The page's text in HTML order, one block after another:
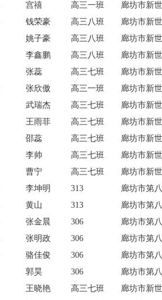
宫禧 高三一班 廊坊市新
钱荣豪 高三八班 廊坊市新
姚子豪 高三八班 廊坊市新
李鑫鹏 高三八班 廊坊市新
张蕊 高三七班 廊坊市新
张欣傲 高三一班 廊坊市新
武瑞杰 高三七班 廊坊市新
王雨菲 高三七班 廊坊市新
邵蕊 高三七班 廊坊市新
李帅 高三七班 廊坊市新
曹宁 高三七班 廊坊市新
李坤明 313 廊坊市第
黄山 313 廊坊市第
张金晨 306 廊坊市第
张明政 306 廊坊市第
骆佳俊 306 廊坊市第
郭昊 306 廊坊市第
王晓艳 高三七班 廊坊市新